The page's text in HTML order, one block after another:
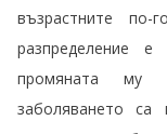
възрастните
разпределение
промяната му
заболяването